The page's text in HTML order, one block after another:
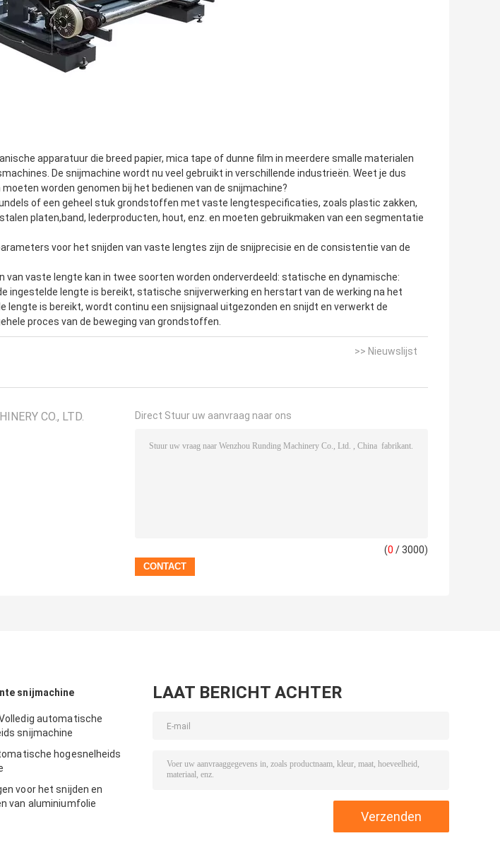
apparatuur die breed papier, mica tape of dunne film in meerdere smalle materialen
De snijmachine wordt nu veel gebruikt in verschillende industrieën. Weet je dus
worden genomen bij het bedienen van de snijmachine?
of een geheel stuk grondstoffen met vaste lengtespecificaties, zoals plastic zakken,
platen,band, lederproducten, hout, enz. en moeten gebruikmaken van een segmentatie
voor het snijden van vaste lengtes zijn de snijprecisie en de consistentie van de
van vaste lengte kan in twee soorten worden onderverdeeld: statische en dynamische:
ingestelde lengte is bereikt, statische snijverwerking en herstart van de werking na het
lengte is bereikt, wordt continu een snijsignaal uitgezonden en snijdt en verwerkt de
proces van de beweging van grondstoffen.
>> Nieuwslijst
CO., LTD. Direct Stuur uw aanvraag naar ons
(0 / 3000)
snijmachine
automatische
snijmachine
hogesnelheids
voor het snijden en
van aluminiumfolie
LAAT BERICHT ACHTER